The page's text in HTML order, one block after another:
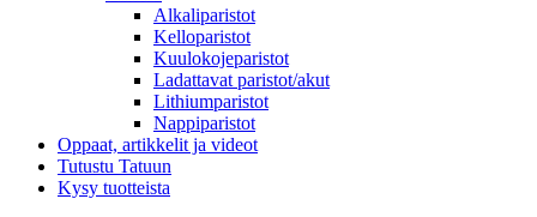
Alkaliparistot
Kelloparistot
Kuulokojeparistot
Ladattavat paristot/akut
Lithiumparistot
Nappiparistot
Oppaat, artikkelit ja videot
Tutustu Tatuun
Kysy tuotteista